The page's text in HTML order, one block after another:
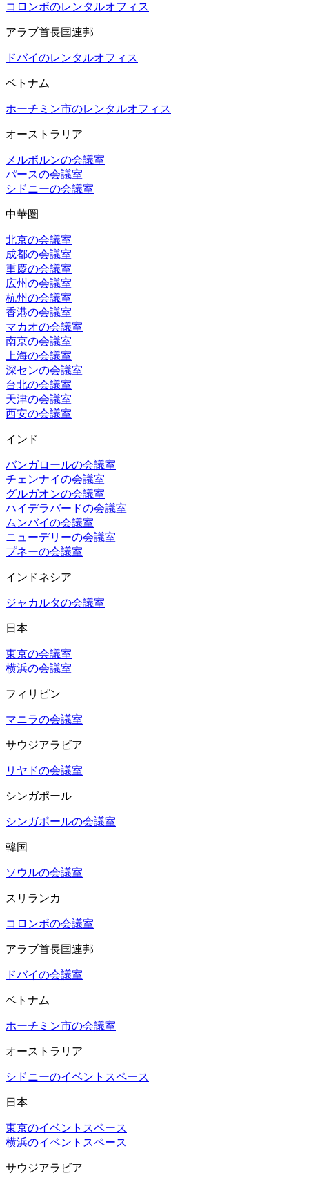
コロンボのレンタルオフィス
アラブ首長国連邦
ドバイのレンタルオフィス
ベトナム
ホーチミン市のレンタルオフィス
オーストラリア
メルボルンの会議室
パースの会議室
シドニーの会議室
中華圏
北京の会議室
成都の会議室
重慶の会議室
広州の会議室
杭州の会議室
香港の会議室
マカオの会議室
南京の会議室
上海の会議室
深センの会議室
台北の会議室
天津の会議室
西安の会議室
インド
バンガロールの会議室
チェンナイの会議室
グルガオンの会議室
ハイデラバードの会議室
ムンバイの会議室
ニューデリーの会議室
プネーの会議室
インドネシア
ジャカルタの会議室
日本
東京の会議室
横浜の会議室
フィリピン
マニラの会議室
サウジアラビア
リヤドの会議室
シンガポール
シンガポールの会議室
韓国
ソウルの会議室
スリランカ
コロンボの会議室
アラブ首長国連邦
ドバイの会議室
ベトナム
ホーチミン市の会議室
オーストラリア
シドニーのイベントスペース
日本
東京のイベントスペース
横浜のイベントスペース
サウジアラビア